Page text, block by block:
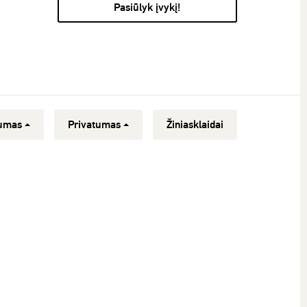
Pasiūlyk įvykį!
Privatumas Žiniasklaidai